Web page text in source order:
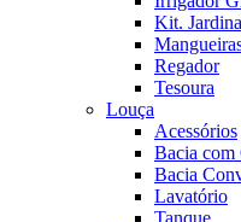
Kit.
Regador
Tesoura
Louça
Acessórios
Bacia com
Bacia
Lavatório
Tanque